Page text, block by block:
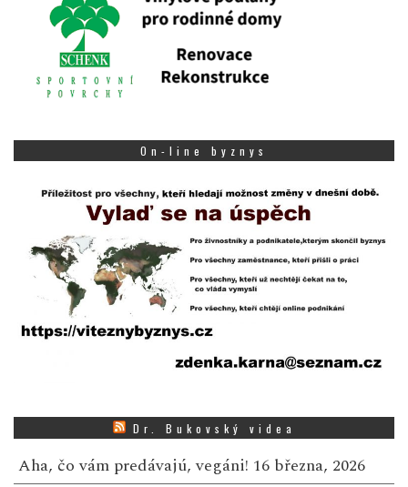
On-line byznys
Dr. Bukovský videa
Aha, čo vám predávajú, vegáni! 16 března, 2026